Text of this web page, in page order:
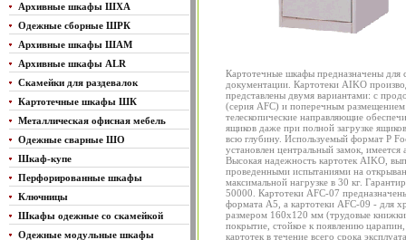
Архивные шкафы ШХА
Одежные сборные ШРК
Архивные шкафы ШАМ
Архивные шкафы ALR
Скамейки для раздевалок
Картотечные шкафы ШК
Металлическая офисная мебель
Одежные сварные ШО
Шкаф-купе
Перфорированные шкафы
Ключницы
Шкафы одежные со скамейкой
Одежные модульные шкафы
Картотечные шкафы предназначены для
документации. Картотеки AIKO
представлены двумя вариантами: с
(серия AFC) и поперечным
телескопические направляющие
ящиков даже при полной загрузке
всю глубину. Используемый формат Р
установлен центральный замок,
Высокая надежность картотек AIKO,
проведенными испытаниями на
максимальной нагрузке в 30 кг.
50000. Картотеки AFC-07
формата А5, а картотеки AFC-09 - для
размером 160х120 мм (трудовые
покрытие, стойкое к появлению
картотек в течение всего срока